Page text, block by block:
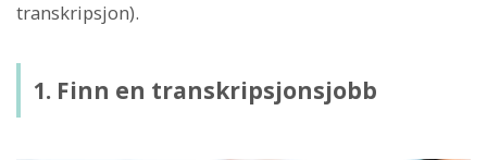
transkripsjon).
1. Finn en transkripsjonsjobb